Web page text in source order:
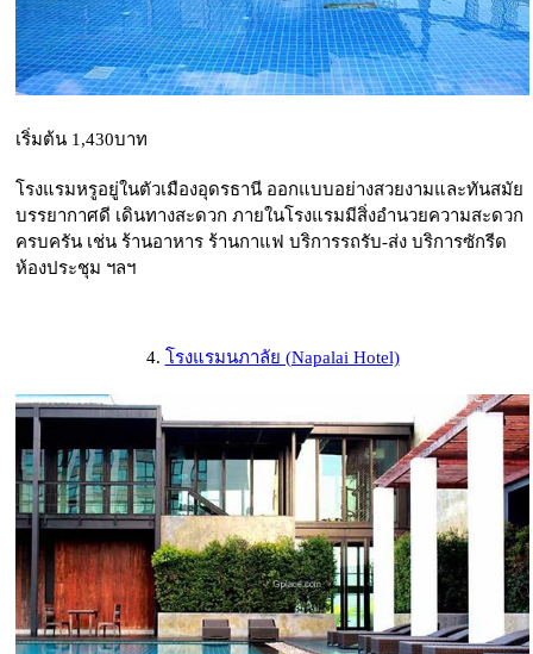
เริ่มต้น 1,430บาท
โรงแรมหรูอยู่ในตัวเมืองอุดรธานี ออกแบบอย่างสวยงามและทันสมัย
บรรยากาศดี เดินทางสะดวก ภายในโรงแรมมีสิ่งอำนวยความสะดวก
ครบครัน เช่น ร้านอาหาร ร้านกาแฟ บริการรถรับ-ส่ง บริการซักรีด
ห้องประชุม ฯลฯ
4. โรงแรมนภาลัย (Napalai Hotel)